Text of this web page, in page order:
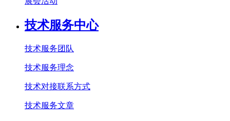
技术服务中心
技术服务团队
技术服务理念
技术对接联系方式
技术服务文章